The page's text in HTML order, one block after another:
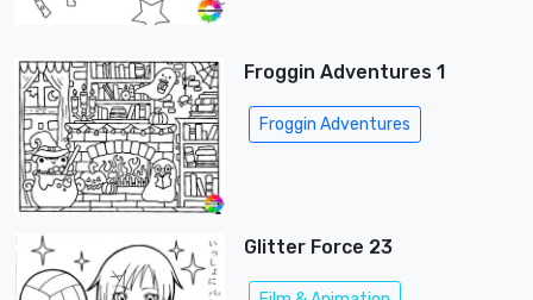
Froggin Adventures 1
Froggin Adventures
Glitter Force 23